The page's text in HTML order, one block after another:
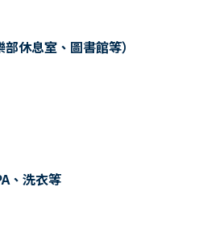
休息室、圖書館等）
、洗衣等